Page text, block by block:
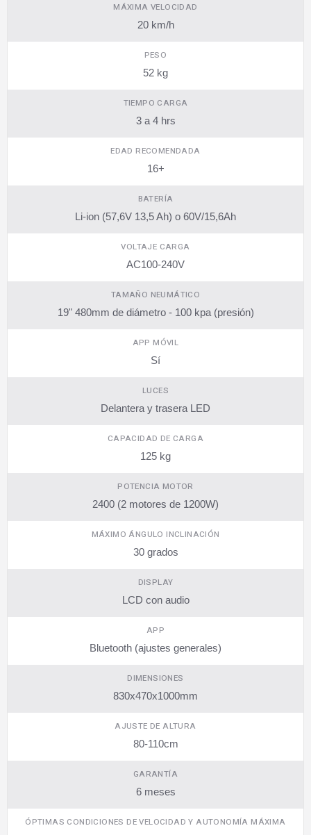
MÁXIMA VELOCIDAD
20 km/h
PESO
52 kg
TIEMPO CARGA
3 a 4 hrs
EDAD RECOMENDADA
16+
BATERÍA
Li-ion (57,6V 13,5 Ah) o 60V/15,6Ah
VOLTAJE CARGA
AC100-240V
TAMAÑO NEUMÁTICO
19" 480mm de diámetro - 100 kpa (presión)
APP MÓVIL
Sí
LUCES
Delantera y trasera LED
CAPACIDAD DE CARGA
125 kg
POTENCIA MOTOR
2400 (2 motores de 1200W)
MÁXIMO ÁNGULO INCLINACIÓN
30 grados
DISPLAY
LCD con audio
APP
Bluetooth (ajustes generales)
DIMENSIONES
830x470x1000mm
AJUSTE DE ALTURA
80-110cm
GARANTÍA
6 meses
ÓPTIMAS CONDICIONES DE VELOCIDAD Y AUTONOMÍA MÁXIMA